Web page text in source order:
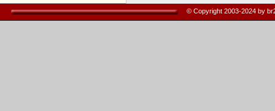
© Copyright 2003-2024 by